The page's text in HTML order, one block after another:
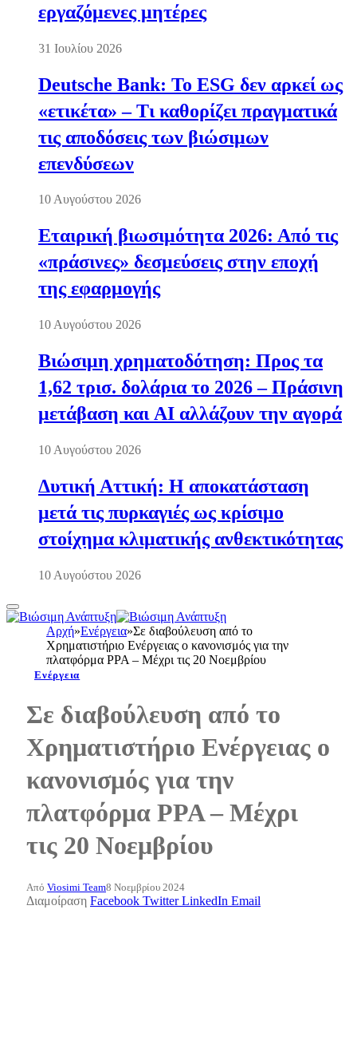
εργαζόμενες μητέρες
31 Ιουλίου 2026
Deutsche Bank: Το ESG δεν αρκεί ως
«ετικέτα» – Τι καθορίζει πραγματικά
τις αποδόσεις των βιώσιμων
επενδύσεων
10 Αυγούστου 2026
Εταιρική βιωσιμότητα 2026: Από τις
«πράσινες» δεσμεύσεις στην εποχή
της εφαρμογής
10 Αυγούστου 2026
Βιώσιμη χρηματοδότηση: Προς τα
1,62 τρισ. δολάρια το 2026 – Πράσινη
μετάβαση και AI αλλάζουν την αγορά
10 Αυγούστου 2026
Δυτική Αττική: Η αποκατάσταση
μετά τις πυρκαγιές ως κρίσιμο
στοίχημα κλιματικής ανθεκτικότητας
10 Αυγούστου 2026
Αρχή»Ενέργεια»Σε διαβούλευση από το
Χρηματιστήριο Ενέργειας ο κανονισμός για την
πλατφόρμα PPA – Μέχρι τις 20 Νοεμβρίου
Ενέργεια
Σε διαβούλευση από το
Χρηματιστήριο Ενέργειας ο
κανονισμός για την
πλατφόρμα PPA – Μέχρι
τις 20 Νοεμβρίου
Από Viosimi Team8 Νοεμβρίου 2024
Διαμοίραση Facebook Twitter LinkedIn Email